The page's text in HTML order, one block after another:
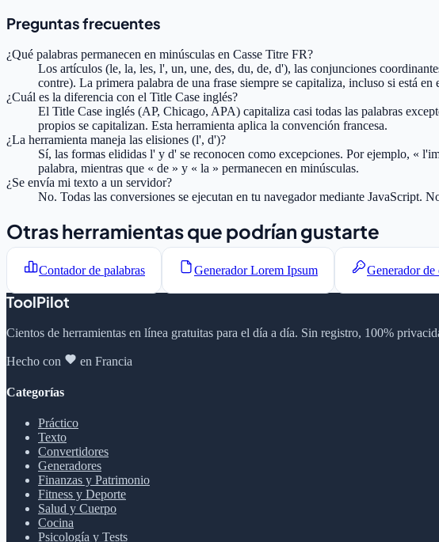
Preguntas frecuentes
¿Qué palabras permanecen en minúsculas en Casse Titre FR?
Los artículos (le, la, les, l', un, une, des, du, de, d'), las conjunciones
contre). La primera palabra de una frase siempre se capitaliza, incluso si está en
¿Cuál es la diferencia con el Title Case inglés?
El Title Case inglés (AP, Chicago, APA) capitaliza casi todas las palabras
propios se capitalizan. Esta herramienta aplica la convención francesa.
¿La herramienta maneja las elisiones (l', d')?
Sí, las formas elididas l' y d' se reconocen como excepciones. Por ejemplo, «
palabra, mientras que « de » y « la » permanecen en minúsculas.
¿Se envía mi texto a un servidor?
No. Todas las conversiones se ejecutan en tu navegador mediante JavaScript.
Otras herramientas que podrían gustarte
Contador de palabras Generador Lorem Ipsum Generador de
ToolPilot
Cientos de herramientas en línea gratuitas para el día a día. Sin registro, 100%
Hecho con en Francia
Categorías
Práctico
Texto
Convertidores
Generadores
Finanzas y Patrimonio
Fitness y Deporte
Salud y Cuerpo
Cocina
Psicología y Tests